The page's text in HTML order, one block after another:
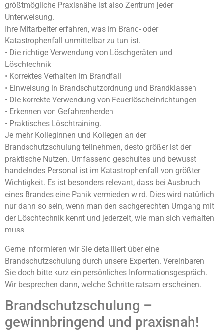
größtmögliche Praxisnähe ist also Zentrum jeder
Unterweisung.
Ihre Mitarbeiter erfahren, was im Brand- oder
Katastrophenfall unmittelbar zu tun ist.
• Die richtige Verwendung von Löschgeräten und
Löschtechnik
• Korrektes Verhalten im Brandfall
• Einweisung in Brandschutzordnung und Brandklassen
• Die korrekte Verwendung von Feuerlöscheinrichtungen
• Erkennen von Gefahrenherden
• Praktisches Löschtraining.
Je mehr Kolleginnen und Kollegen an der
Brandschutzschulung teilnehmen, desto größer ist der
praktische Nutzen. Umfassend geschultes und bewusst
handelndes Personal ist im Katastrophenfall von größter
Wichtigkeit. Es ist besonders relevant, dass bei Ausbruch
eines Brandes eine Panik vermieden wird. Dies wird natürlich
nur dann so sein, wenn man den sachgerechten Umgang mit
der Löschtechnik kennt und jederzeit, wie man sich verhalten
muss.
Gerne informieren wir Sie detailliert über eine
Brandschutzschulung durch unsere Experten. Vereinbaren
Sie doch bitte kurz ein persönliches Informationsgespräch.
Wir besprechen dann, welche Schritte ratsam erscheinen.
Brandschutzschulung –
gewinnbringend und praxisnah!